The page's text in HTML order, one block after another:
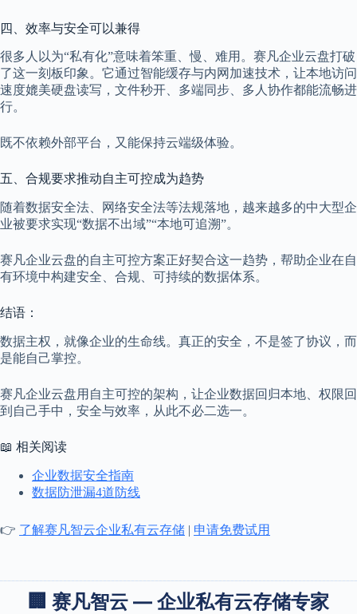
四、效率与安全可以兼得
很多人以为“私有化”意味着笨重、慢、难用。赛凡企业云盘打破
了这一刻板印象。它通过智能缓存与内网加速技术，让本地访问
速度媲美硬盘读写，文件秒开、多端同步、多人协作都能流畅进
行。
既不依赖外部平台，又能保持云端级体验。
五、合规要求推动自主可控成为趋势
随着数据安全法、网络安全法等法规落地，越来越多的中大型企
业被要求实现“数据不出域”“本地可追溯”。
赛凡企业云盘的自主可控方案正好契合这一趋势，帮助企业在自
有环境中构建安全、合规、可持续的数据体系。
结语：
数据主权，就像企业的生命线。真正的安全，不是签了协议，而
是能自己掌控。
赛凡企业云盘用自主可控的架构，让企业数据回归本地、权限回
到自己手中，安全与效率，从此不必二选一。
📖 相关阅读
企业数据安全指南
数据防泄漏4道防线
👉 了解赛凡智云企业私有云存储 | 申请免费试用
🏢 赛凡智云 — 企业私有云存储专家